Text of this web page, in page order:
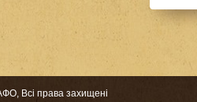
Всі права захищені